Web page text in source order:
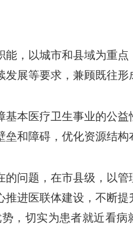
能，以城市和县域为重点
展等要求，兼顾既往形
基本医疗卫生事业的公益
和障碍，优化资源结构
问题，在市县级，以管
进医联体建设，不断提
，切实为患者就近看病